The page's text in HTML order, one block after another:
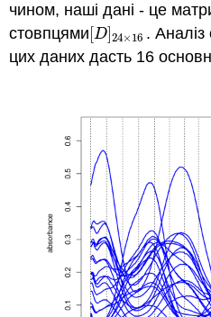
чином, наші дані - це
стовпцями [D ]24×16
[D] 24×16. Аналіз
цих даних дасть 16